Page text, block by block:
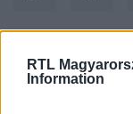
RTL
Information
Kövess